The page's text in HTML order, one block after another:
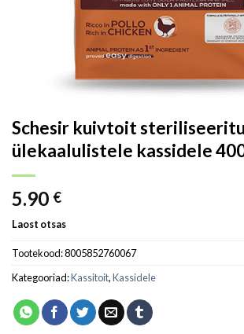
Schesir kuivtoit
ülekaalulistele kassidele
5.90 €
Laost otsas
Tootekood:8005852760067
Kategooriad:Kassitoit,Kassidele